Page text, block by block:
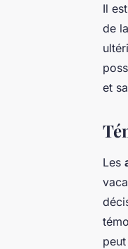
Il
de
et
Les